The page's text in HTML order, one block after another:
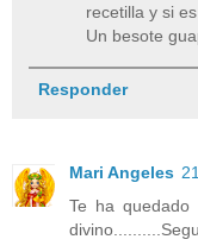
recetilla y si
Un besote
Responder
Mari Angeles
Te ha